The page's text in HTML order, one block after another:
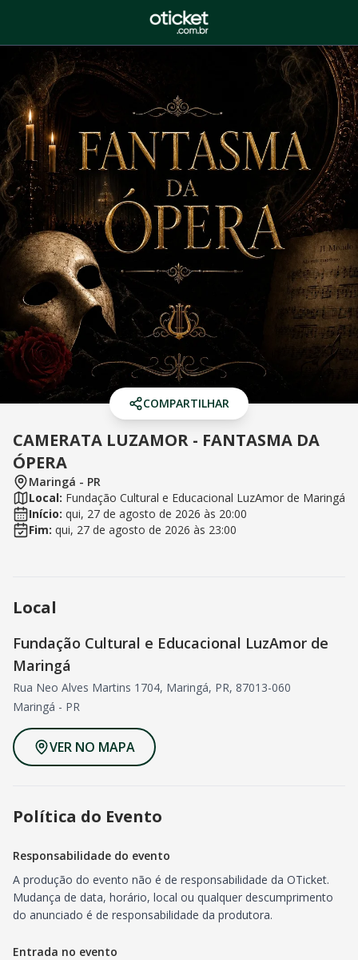
COMPARTILHAR
CAMERATA LUZAMOR - FANTASMA DA
ÓPERA
Maringá - PR
Local: Fundação Cultural e Educacional LuzAmor de Maringá
Início: qui, 27 de agosto de 2026 às 20:00
Fim: qui, 27 de agosto de 2026 às 23:00
Local
Fundação Cultural e Educacional LuzAmor de
Maringá
Rua Neo Alves Martins 1704, Maringá, PR, 87013-060
Maringá - PR
VER NO MAPA
Política do Evento
Responsabilidade do evento
A produção do evento não é de responsabilidade da OTicket.
Mudança de data, horário, local ou qualquer descumprimento
do anunciado é de responsabilidade da produtora.
Entrada no evento